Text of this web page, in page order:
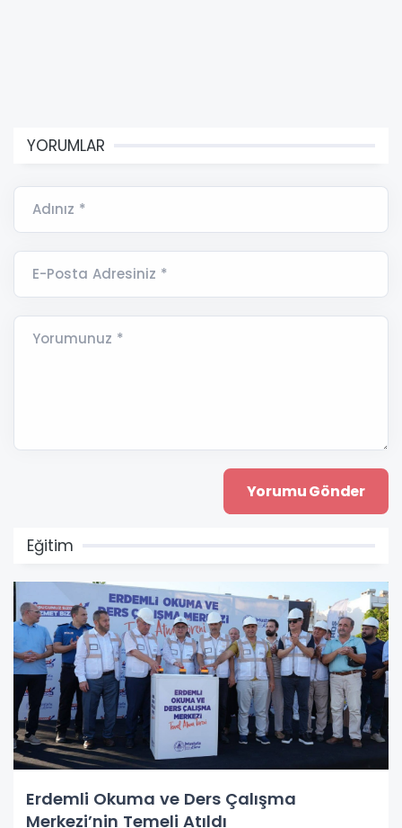
YORUMLAR
Adınız *
E-Posta Adresiniz *
Yorumunuz *
Eğitim
Erdemli Okuma ve Ders Çalışma
Merkezi’nin Temeli Atıldı